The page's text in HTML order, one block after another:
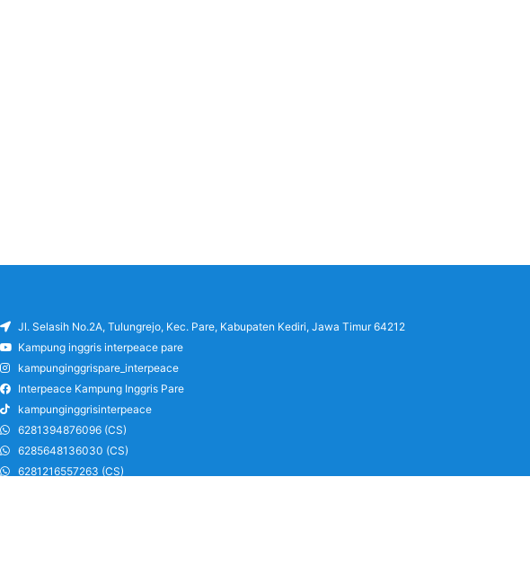
Jl. Selasih No.2A, Tulungrejo, Kec. Pare, Kabupaten Kediri, Jawa Timur 64212
Kampung inggris interpeace pare
kampunginggrispare_interpeace
Interpeace Kampung Inggris Pare
kampunginggrisinterpeace
6281394876096 (CS)
6285648136030 (CS)
6281216557263 (CS)